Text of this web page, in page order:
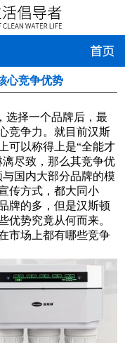
心竞争优势
择一个品牌后，最
竞争力。就目前汉斯
可以称得上是“全能才
尽致，那么其竞争优
国内大部分品牌的模
传方式，都大同小
牌的多，但是汉斯顿
优势究竟从何而来。
市场上都有哪些竞争